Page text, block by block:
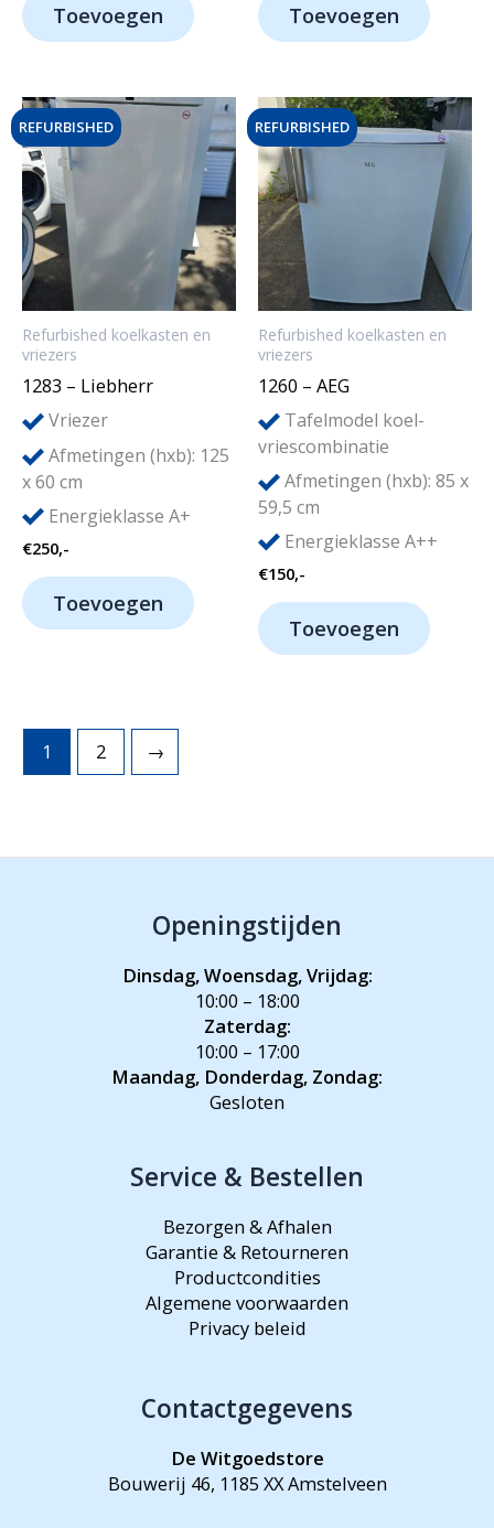
Toevoegen Toevoegen
REFURBISHED
Refurbished koelkasten en
vriezers
1283 – Liebherr
Vriezer
Afmetingen (hxb): 125
x 60 cm
Energieklasse A+
€250,-
Toevoegen
REFURBISHED
Refurbished koelkasten en
vriezers
1260 – AEG
Tafelmodel koel-
vriescombinatie
Afmetingen (hxb): 85 x
59,5 cm
Energieklasse A++
€150,-
Toevoegen
1 2 →
Openingstijden
Dinsdag, Woensdag, Vrijdag:
10:00 – 18:00
Zaterdag:
10:00 – 17:00
Maandag, Donderdag, Zondag:
Gesloten
Service & Bestellen
Bezorgen & Afhalen
Garantie & Retourneren
Productcondities
Algemene voorwaarden
Privacy beleid
Contactgegevens
De Witgoedstore
Bouwerij 46, 1185 XX Amstelveen